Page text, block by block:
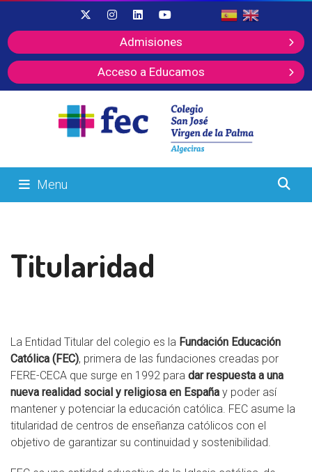
Admisiones
Acceso a Educamos
Menu
Titularidad
La Entidad Titular del colegio es la Fundación Educación
Católica (FEC), primera de las fundaciones creadas por
FERE-CECA que surge en 1992 para dar respuesta a una
nueva realidad social y religiosa en España y poder así
mantener y potenciar la educación católica. FEC asume la
titularidad de centros de enseñanza católicos con el
objetivo de garantizar su continuidad y sostenibilidad.